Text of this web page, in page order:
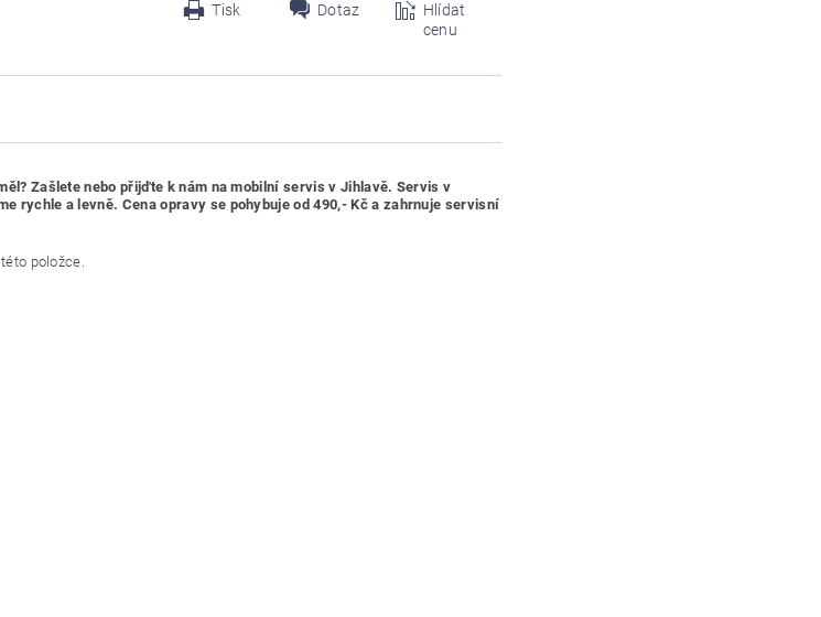
Tisk Dotaz
Hlídat
cenu
Zašlete nebo přijďte k nám na mobilní servis v Jihlavě. Servis v
rychle a levně. Cena opravy se pohybuje od 490,- Kč a zahrnuje servisní
položce.